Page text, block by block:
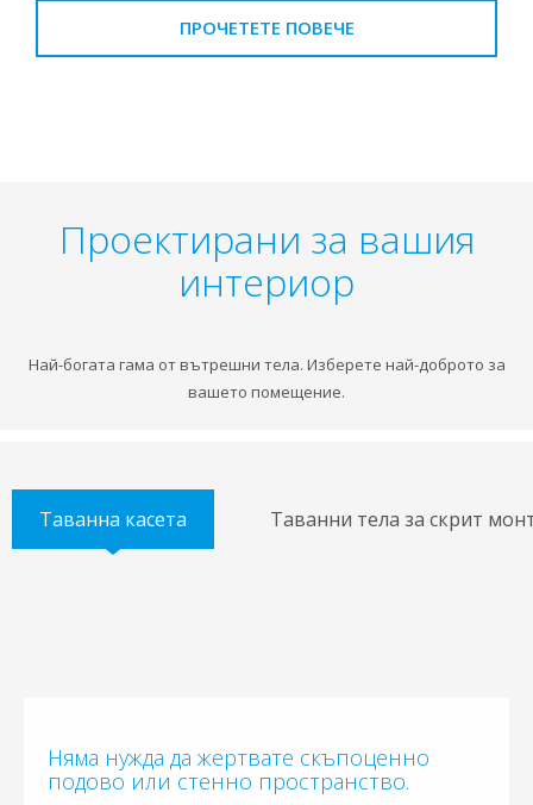
ПРОЧЕТЕТЕ ПОВЕЧЕ
Проектирани за вашия
интериор
Най-богата гама от вътрешни тела. Изберете най-доброто за
вашето помещение.
Таванна касета Таванни тела за скрит
Няма нужда да жертвате скъпоценно
подово или стенно пространство.